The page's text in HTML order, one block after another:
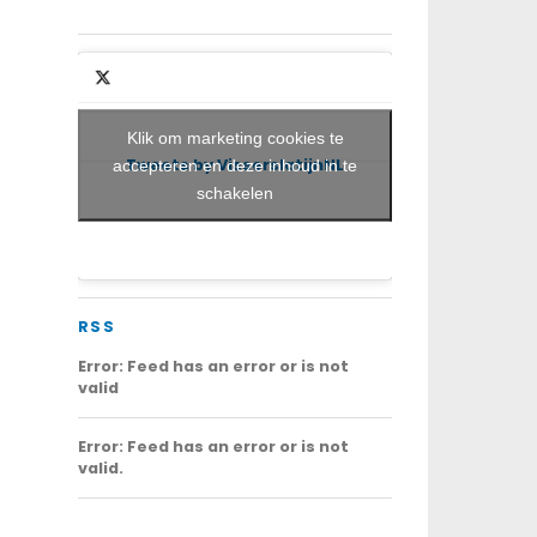
Tweets by VisserslatijnNL
Klik om marketing cookies te
accepteren en deze inhoud in te
schakelen
RSS
Error: Feed has an error or is not
valid
Error: Feed has an error or is not
valid.